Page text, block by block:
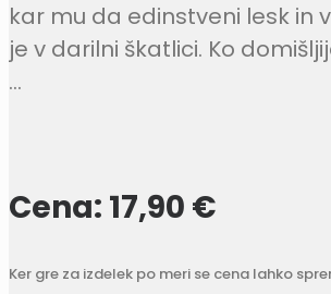
kar mu da edinstveni lesk in
je v darilni škatlici. Ko
…
Cena: 17,90 €
Ker gre za izdelek po meri se cena lahko